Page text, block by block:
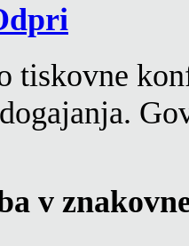
tiskovne
v